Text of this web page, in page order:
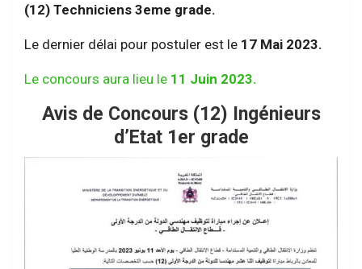
(12) Techniciens 3eme grade.
Le dernier délai pour postuler est le 17 Mai 2023.
Le concours aura lieu le 11 Juin 2023.
Avis de Concours (12) Ingénieurs
d’Etat 1er grade